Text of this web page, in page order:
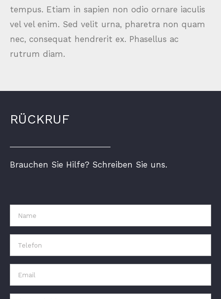
tempus. Etiam in sapien non odio ornare iaculis
vel vel enim. Sed velit urna, pharetra non quam
nec, consequat hendrerit ex. Phasellus ac
rutrum diam.
RÜCKRUF
Brauchen Sie Hilfe? Schreiben Sie uns.